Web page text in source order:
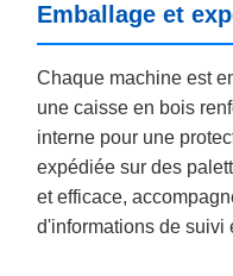
Emballage et
Chaque machine est
une caisse en bois
interne pour une
expédiée sur des
et efficace,
d'informations de suivi